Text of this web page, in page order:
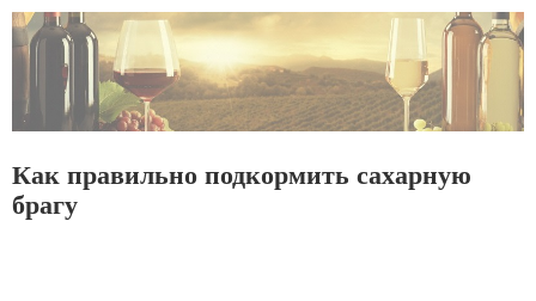
Как правильно подкормить сахарную
брагу